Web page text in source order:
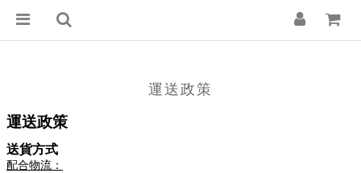
運送政策
運送政策
送貨方式
配合物流：